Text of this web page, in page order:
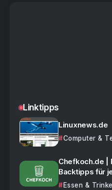
Linktipps
Linuxnews.de
Computer &
Chefkoch.de |
Backtipps für
Essen &